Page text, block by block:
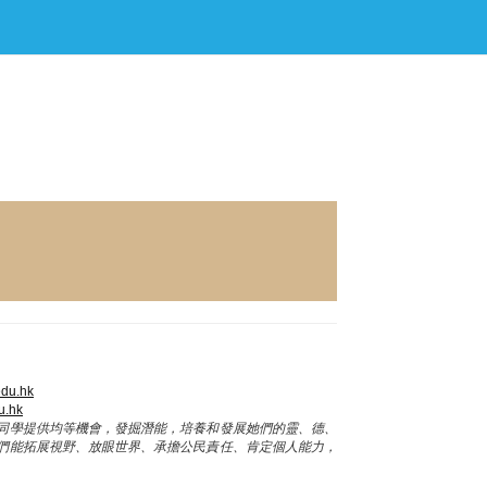
提供均等機會，發掘潛能，培養和發展她們的靈、德、
拓展視野、放眼世界、承擔公民責任、肯定個人能力，